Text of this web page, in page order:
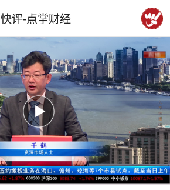
快评-点掌财经